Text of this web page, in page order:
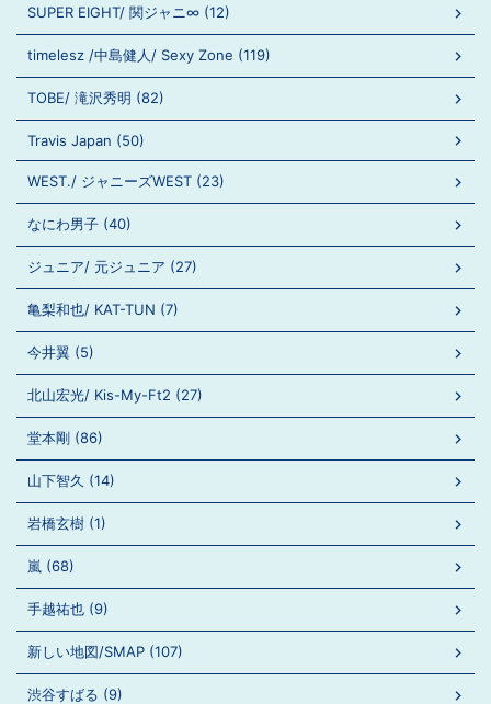
SUPER EIGHT/ 関ジャニ∞ (12)
timelesz /中島健人/ Sexy Zone (119)
TOBE/ 滝沢秀明 (82)
Travis Japan (50)
WEST./ ジャニーズWEST (23)
なにわ男子 (40)
ジュニア/ 元ジュニア (27)
亀梨和也/ KAT-TUN (7)
今井翼 (5)
北山宏光/ Kis-My-Ft2 (27)
堂本剛 (86)
山下智久 (14)
岩橋玄樹 (1)
嵐 (68)
手越祐也 (9)
新しい地図/SMAP (107)
渋谷すばる (9)